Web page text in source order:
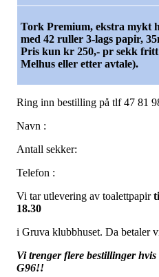
Tork Premium, ekstra mykt
med 42 ruller 3-lags papir,
Pris kun kr 250,- pr sekk
Melhus eller etter avtale).
Ring inn bestilling på tlf 47 81
Navn :
Antall sekker:
Telefon :
Vi tar utlevering av toalettpapir
18.30
i Gruva klubbhuset. Da betaler
Vi trenger flere bestillinger
G96!!